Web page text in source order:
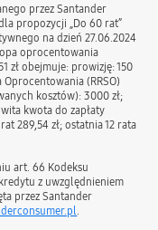
przez Santander
propozycji „Do 60 rat”
na dzień 27.06.2024
oprocentowania
zł obejmuje: prowizję: 150
Oprocentowania (RRSO)
kosztów): 3000 zł;
kwota do zapłaty
289,54 zł; ostatnia 12 rata
art. 66 Kodeksu
z uwzględnieniem
przez Santander